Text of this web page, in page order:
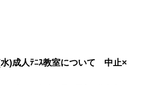
)成人ﾃﾆｽ教室について 中止×